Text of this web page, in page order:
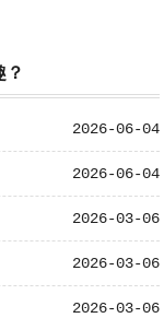
？
2026-06-04
2026-06-04
2026-03-06
2026-03-06
2026-03-06